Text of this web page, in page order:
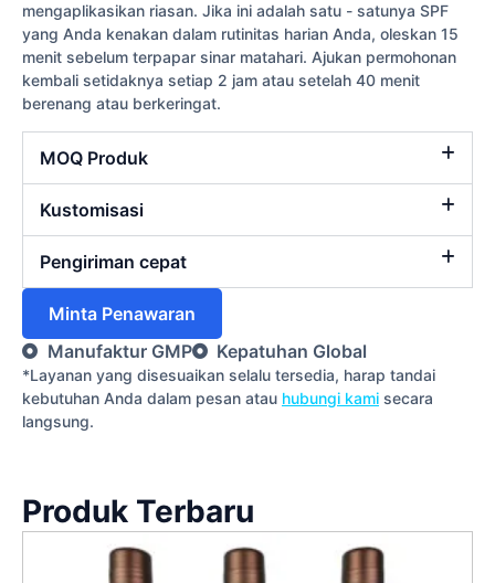
mengaplikasikan riasan. Jika ini adalah satu - satunya SPF
yang Anda kenakan dalam rutinitas harian Anda, oleskan 15
menit sebelum terpapar sinar matahari. Ajukan permohonan
kembali setidaknya setiap 2 jam atau setelah 40 menit
berenang atau berkeringat.
MOQ Produk
Kustomisasi
Pengiriman cepat
Minta Penawaran
Manufaktur GMP
Kepatuhan Global
*Layanan yang disesuaikan selalu tersedia, harap tandai
kebutuhan Anda dalam pesan atau hubungi kami secara
langsung.
Produk Terbaru